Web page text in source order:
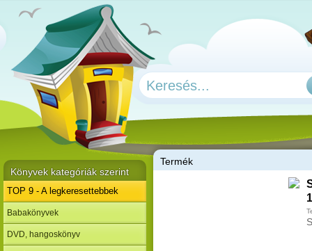
Termék
Könyvek kategóriák szerint
TOP 9 - A legkeresettebbek
Babakönyvek
DVD, hangoskönyv